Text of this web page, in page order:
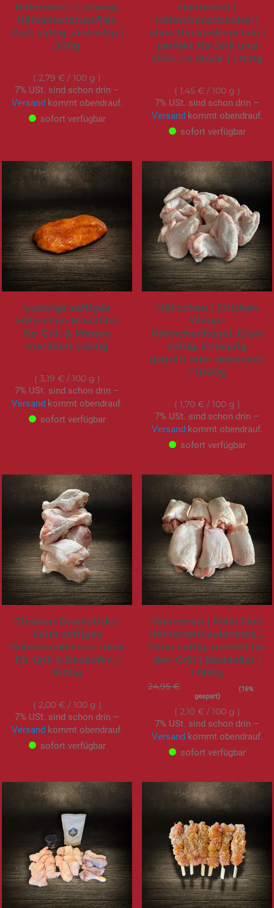
Hähnchen | Ludwigs
Hähnchenbrustfilet.
Zart, saftig, vielseitig |
500g
2,79 € / 100 g
7% USt. sind schon drin –
Versandkommt obendrauf.
sofort verfügbar
Hähnchen |
Hähnchenschenkel |
ohne Rückenknochen |
perfekt für Grill und
Ofen | 4 Stück | 1.100g
1,45 €/ 100 g
7% USt. sind schon drin –
Versandkommt obendrauf.
sofort verfügbar
Ludwigs saftiges
Hähnchen-Brustfilet
für Grill & Pfanne
mariniert | 500g
3,19 €/ 100 g
7% USt. sind schon drin –
Versandkommt obendrauf.
sofort verfügbar
Hähnchen | Chicken
Wings.
Hähnchenflügel. Extra
saftig, knusprig
gegrillt oder gebacken
| 1.000g
1,70 €/ 100 g
7% USt. sind schon drin –
Versandkommt obendrauf.
sofort verfügbar
Chicken Drumsticks.
Extra saftiges
Hähnchenfleisch, ideal
für Grill & Backofen |
1000g
2,00 €/ 100 g
7% USt. sind schon drin –
Versandkommt obendrauf.
sofort verfügbar
Hähnchen | Pollo Fino
Hähnchenkeulensteaks.
Extra saftig, perfekt für
den Grill | Bestseller |
1.000g
24,95 € Sonderangebot(16%
gespart)
2,10 €/ 100 g
7% USt. sind schon drin –
Versandkommt obendrauf.
sofort verfügbar